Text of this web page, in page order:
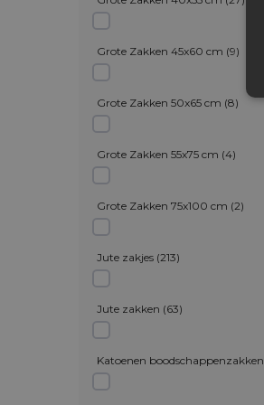
Grote Zakken 45x60 cm (9)
Grote Zakken 50x65 cm (8)
Grote Zakken 55x75 cm (4)
Grote Zakken 75x100 cm (2)
Jute zakjes (213)
Jute zakken (63)
Katoenen boodschappenzakken